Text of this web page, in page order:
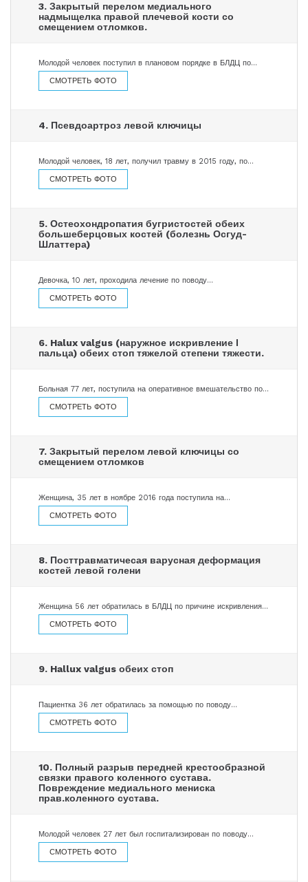
3. Закрытый перелом медиального
надмыщелка правой плечевой кости со
смещением отломков.
Молодой человек поступил в плановом порядке в БЛДЦ по…
СМОТРЕТЬ ФОТО
4. Псевдоартроз левой ключицы
Молодой человек, 18 лет, получил травму в 2015 году, по…
СМОТРЕТЬ ФОТО
5. Остеохондропатия бугристостей обеих
большеберцовых костей (болезнь Осгуд-
Шлаттера)
Девочка, 10 лет, проходила лечение по поводу…
СМОТРЕТЬ ФОТО
6. Halux valgus (наружное искривление І
пальца) обеих стоп тяжелой степени тяжести.
Больная 77 лет, поступила на оперативное вмешательство по…
СМОТРЕТЬ ФОТО
7. Закрытый перелом левой ключицы со
смещением отломков
Женщина, 35 лет в ноябре 2016 года поступила на…
СМОТРЕТЬ ФОТО
8. Посттравматичесая варусная деформация
костей левой голени
Женщина 56 лет обратилась в БЛДЦ по причине искривления…
СМОТРЕТЬ ФОТО
9. Hallux valgus обеих стоп
Пациентка 36 лет обратилась за помощью по поводу…
СМОТРЕТЬ ФОТО
10. Полный разрыв передней крестообразной
связки правого коленного сустава.
Повреждение медиального мениска
прав.коленного сустава.
Молодой человек 27 лет был госпитализирован по поводу…
СМОТРЕТЬ ФОТО